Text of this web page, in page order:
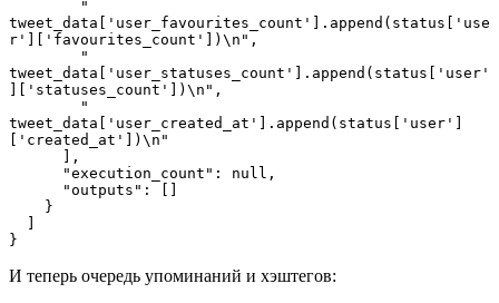
tweet_data['user_favourites_count'].append(status['use
r']['favourites_count'])\n",
tweet_data['user_statuses_count'].append(status['user'
]['statuses_count'])\n",
tweet_data['user_created_at'].append(status['user']
['created_at'])\n"
      ],
      "execution_count": null,
      "outputs": []
    }
}
И теперь очередь упоминаний и хэштегов: